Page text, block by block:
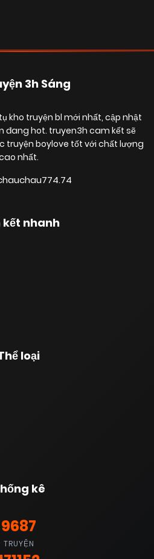
3h Sáng
kho truyện bl mới nhất, cập nhật
đang hot. truyen3h cam kết sẽ
truyện boylove tốt với chất lượng
nhất.
kết nhanh
loại
kê
9687
TRUYỆN